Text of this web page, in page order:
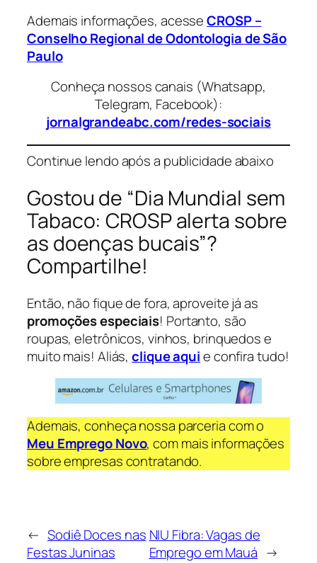
Ademais informações, acesseCROSP –
Conselho Regional de Odontologia de São
Paulo
Conheça nossos canais (Whatsapp,
Telegram, Facebook):
jornalgrandeabc.com/redes-sociais
Continue lendo após a publicidade abaixo
Gostou de “Dia Mundial sem
Tabaco: CROSP alerta sobre
as doenças bucais”?
Compartilhe!
Então, não fique de fora, aproveite já as
promoções especiais! Portanto, são
roupas, eletrônicos, vinhos, brinquedos e
muito mais! Aliás,clique aquie confira tudo!
Ademais, conheça nossa parceria com o
Meu Emprego Novo, com mais informações
sobre empresas contratando.
← Sodiê Doces nas
Festas Juninas
NIU Fibra: Vagas de
Emprego em Mauá →